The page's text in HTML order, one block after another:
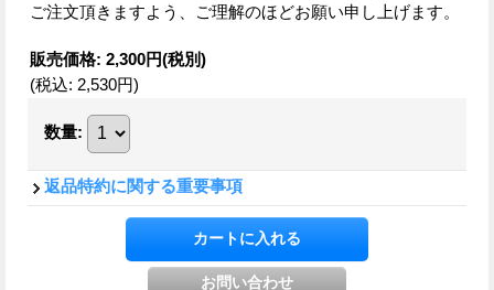
ご注文頂きますよう、ご理解のほどお願い申し上げます。
販売価格: 2,300円(税別)
(税込: 2,530円)
数量:
返品特約に関する重要事項